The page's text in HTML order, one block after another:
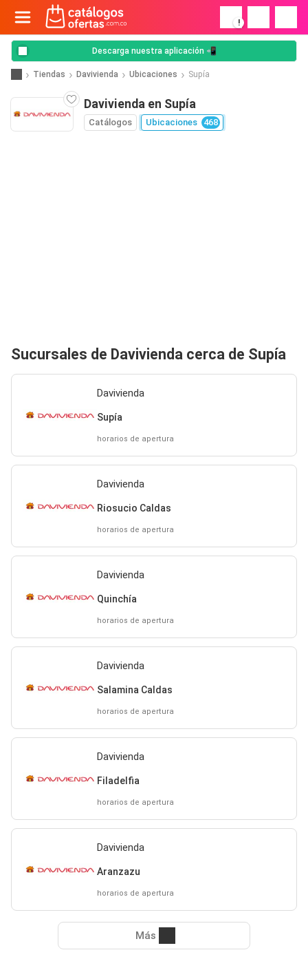
!
Descarga nuestra aplicación 📲
Tiendas Davivienda Ubicaciones Supía
Davivienda en Supía
Catálogos Ubicaciones 468
Sucursales de Davivienda cerca de Supía
Davivienda
Supía
horarios de apertura
Davivienda
Riosucio Caldas
horarios de apertura
Davivienda
Quinchía
horarios de apertura
Davivienda
Salamina Caldas
horarios de apertura
Davivienda
Filadelfia
horarios de apertura
Davivienda
Aranzazu
horarios de apertura
Más